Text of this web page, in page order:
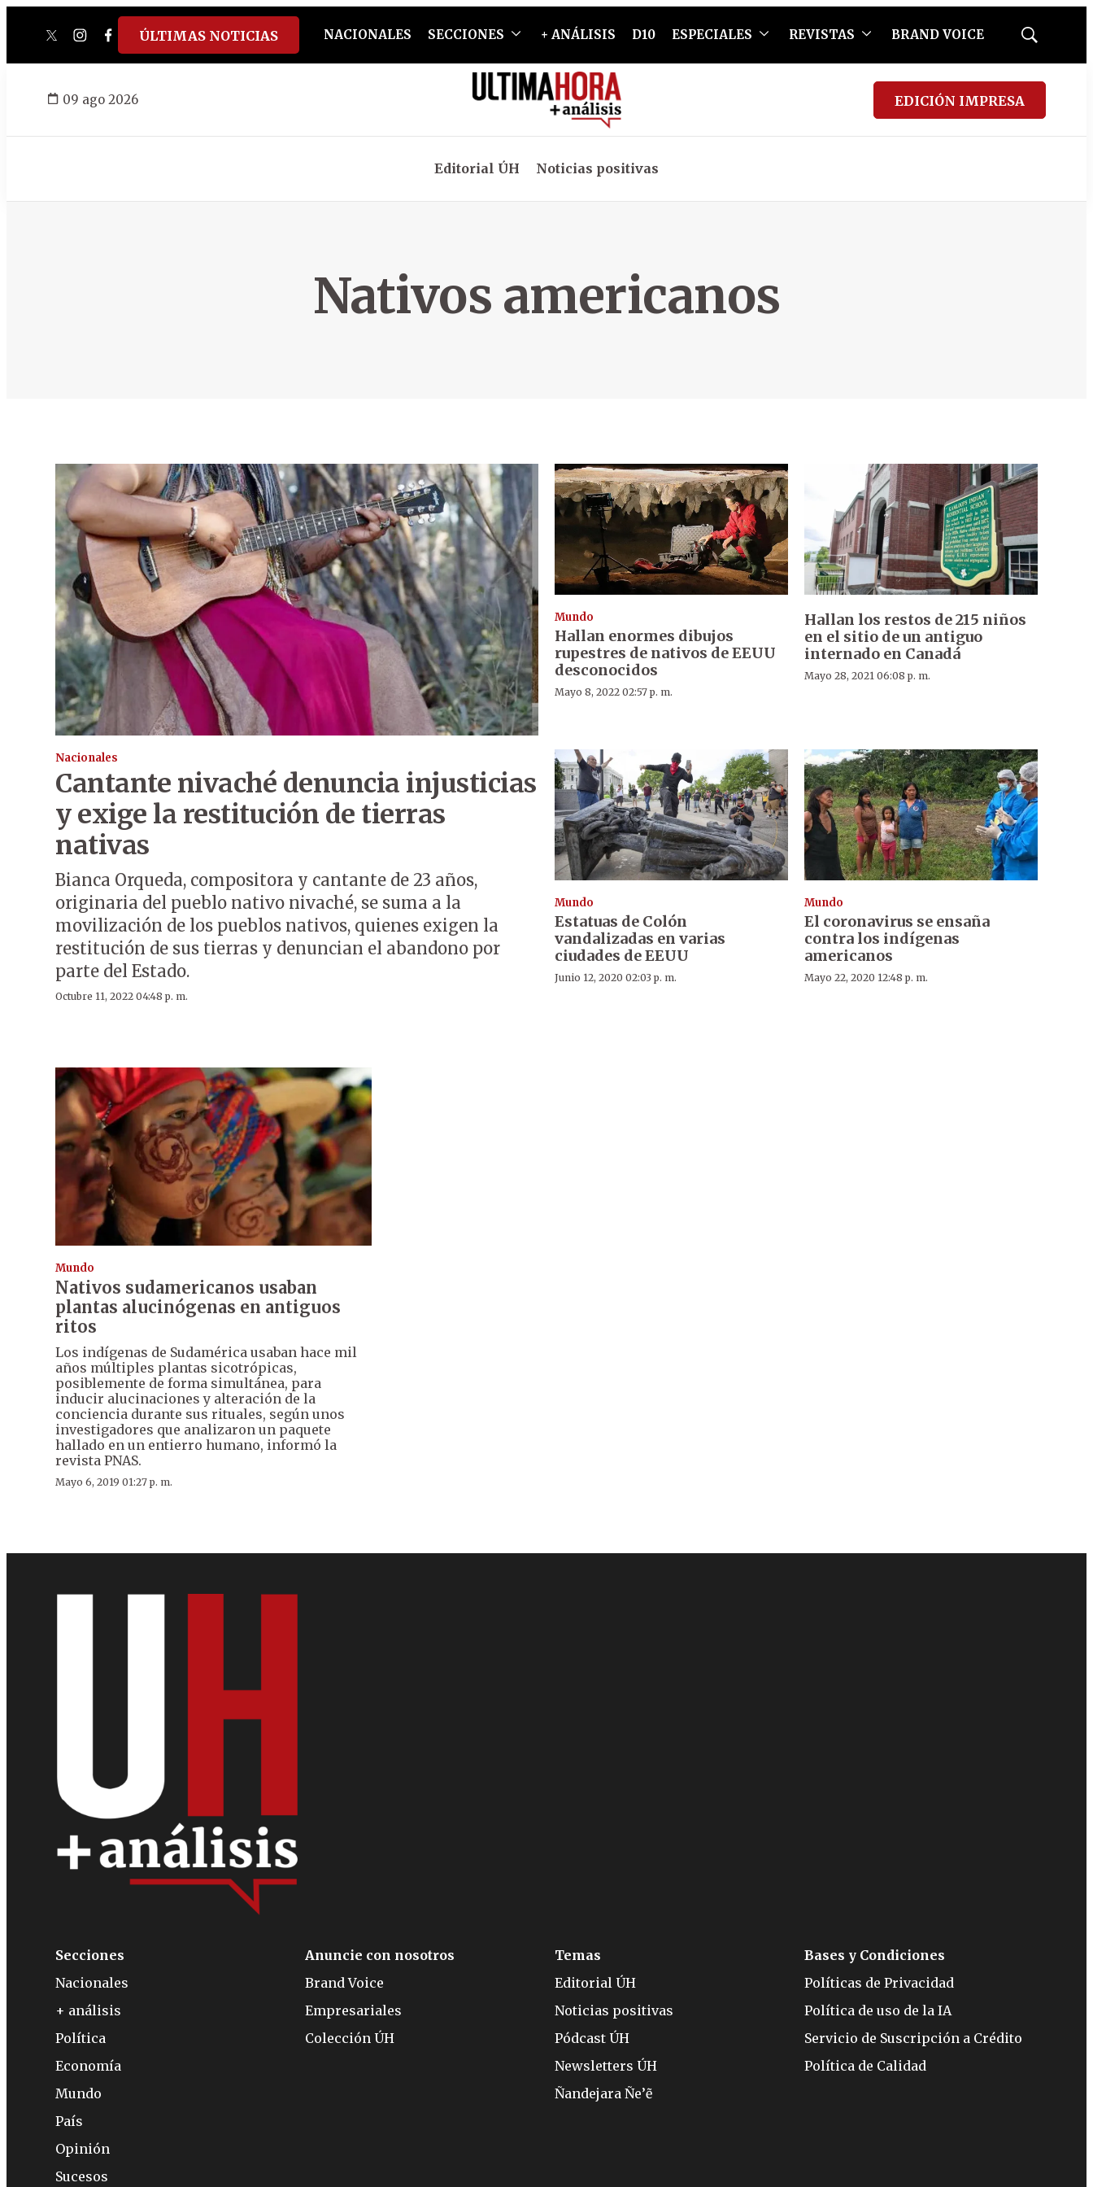
twitterinstagram
facebook
tiktokyoutube
spotify
ÚLTIMAS NOTICIAS NACIONALES SECCIONES + ANÁLISIS D10 ESPECIALES REVISTAS BRAND VOICE
Mostrar
09 ago 2026 EDICIÓN IMPRESA
Editorial ÚH Noticias positivas
Nativos americanos
Nacionales
Cantante nivaché denuncia injusticias
y exige la restitución de tierras
nativas
Bianca Orqueda, compositora y cantante de 23 años,
originaria del pueblo nativo nivaché, se suma a la
movilización de los pueblos nativos, quienes exigen la
restitución de sus tierras y denuncian el abandono por
parte del Estado.
Octubre 11, 2022 04:48 p. m.
Mundo
Hallan enormes dibujos
rupestres de nativos de EEUU
desconocidos
Mayo 8, 2022 02:57 p. m.
Hallan los restos de 215 niños
en el sitio de un antiguo
internado en Canadá
Mayo 28, 2021 06:08 p. m.
Mundo
Estatuas de Colón
vandalizadas en varias
ciudades de EEUU
Junio 12, 2020 02:03 p. m.
Mundo
El coronavirus se ensaña
contra los indígenas
americanos
Mayo 22, 2020 12:48 p. m.
Mundo
Nativos sudamericanos usaban
plantas alucinógenas en antiguos
ritos
Los indígenas de Sudamérica usaban hace mil
años múltiples plantas sicotrópicas,
posiblemente de forma simultánea, para
inducir alucinaciones y alteración de la
conciencia durante sus rituales, según unos
investigadores que analizaron un paquete
hallado en un entierro humano, informó la
revista PNAS.
Mayo 6, 2019 01:27 p. m.
Secciones
Nacionales
+ análisis
Política
Economía
Mundo
País
Opinión
Sucesos
Anuncie con nosotros
Brand Voice
Empresariales
Colección ÚH
Temas
Editorial ÚH
Noticias positivas
Pódcast ÚH
Newsletters ÚH
Ñandejara Ñe’ẽ
Bases y Condiciones
Políticas de Privacidad
Política de uso de la IA
Servicio de Suscripción a Crédito
Política de Calidad